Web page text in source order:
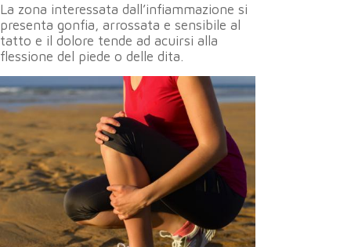
La zona interessata dall’infiammazione si
presenta gonfia, arrossata e sensibile al
tatto e il dolore tende ad acuirsi alla
flessione del piede o delle dita.